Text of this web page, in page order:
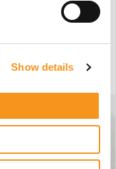
Show details